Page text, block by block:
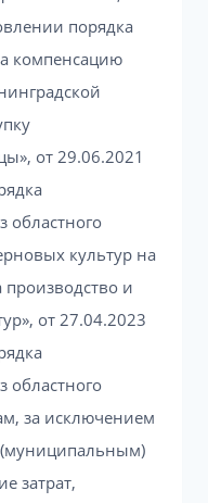
порядка
компенсацию
от 29.06.2021
областного
культур на
производство и
от 27.04.2023
областного
за исключением
(муниципальным)
затрат,